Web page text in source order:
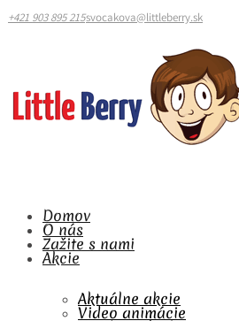
+421 903 895 215svocakova@littleberry.sk
Domov
O nás
Zažite s nami
Akcie
Aktuálne akcie
Video animácie